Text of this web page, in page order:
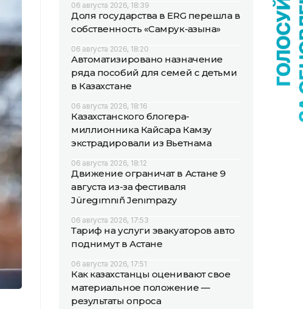
06 августа 2026, 18:39
Доля государства в ERG перешла в
собственность «Самрук-Қазына»
06 августа 2026, 18:20
Автоматизировано назначение
ряда пособий для семей с детьми
в Казахстане
06 августа 2026, 18:16
Казахстанского блогера-
миллионника Кайсара Камзу
экстрадировали из Вьетнама
06 августа 2026, 18:12
Движение ограничат в Астане 9
августа из-за фестиваля
Jüregımnıñ Jenımpazy
06 августа 2026, 17:53
Тариф на услуги эвакуаторов авто
поднимут в Астане
06 августа 2026, 17:51
Как казахстанцы оценивают свое
материальное положение —
результаты опроса